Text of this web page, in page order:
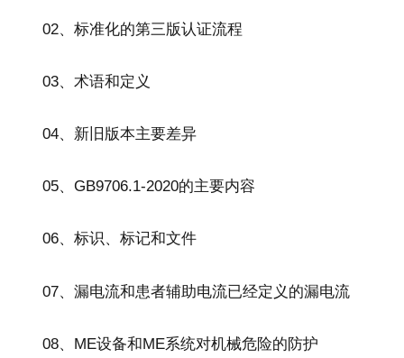
02、标准化的第三版认证流程
03、术语和定义
04、新旧版本主要差异
05、GB9706.1-2020的主要内容
06、标识、标记和文件
07、漏电流和患者辅助电流已经定义的漏电流
08、ME设备和ME系统对机械危险的防护